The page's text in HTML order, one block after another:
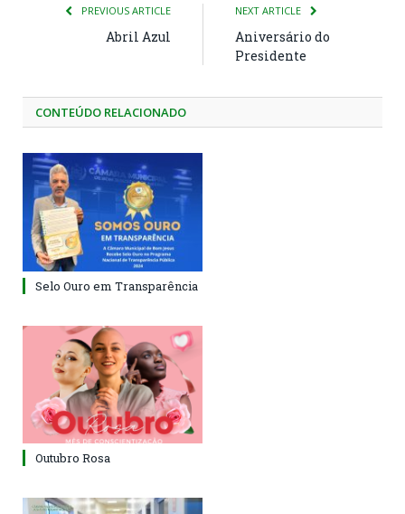
PREVIOUS ARTICLE
Abril Azul
NEXT ARTICLE
Aniversário do
Presidente
CONTEÚDO RELACIONADO
Selo Ouro em Transparência
Outubro Rosa